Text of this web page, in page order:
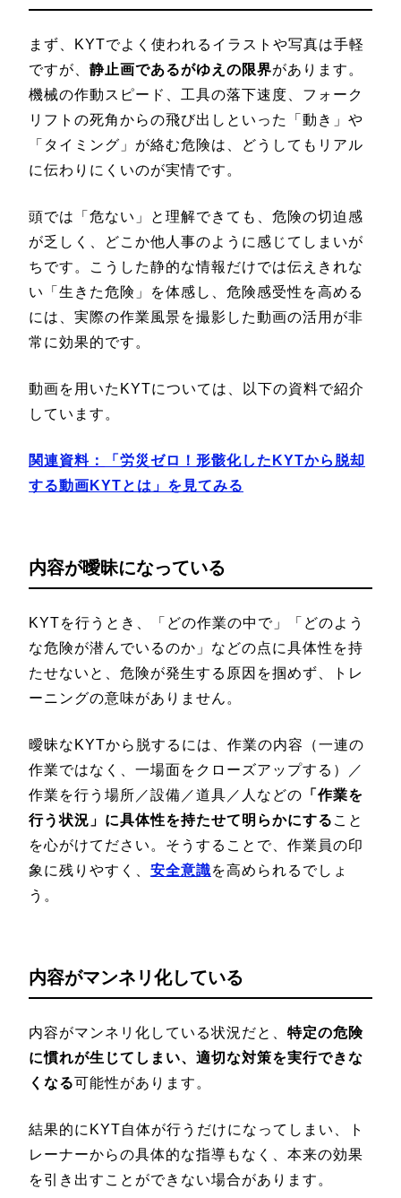
まず、KYTでよく使われるイラストや写真は手軽
ですが、 静止画であるがゆえの限界があります。
機械の作動スピード、工具の落下速度、フォーク
リフトの死角からの飛び出しといった「動き」や
「タイミング」が絡む危険は、どうしてもリアル
に伝わりにくいのが実情です。
頭では「危ない」と理解できても、危険の切迫感
が乏しく、どこか他人事のように感じてしまいが
ちです。こうした静的な情報だけでは伝えきれな
い「生きた危険」を体感し、危険感受性を高める
には、実際の作業風景を撮影した動画の活用が非
常に効果的です。
動画を用いたKYTについては、以下の資料で紹介
しています。
関連資料：
「労災ゼロ！形骸化したKYTから脱却
する動画KYTとは 」を見てみる
内容が曖昧になっている
KYTを行うとき、「どの作業の中で」「どのよう
な危険が潜んでいるのか」などの点に具体性を持
たせないと、危険が発生する原因を掴めず、トレ
ーニングの意味がありません。
曖昧なKYTから脱するには、作業の内容（一連の
作業ではなく、一場面をクローズアップする）／
作業を行う場所／設備／道具／人などの 「作業を
行う状況」に具体性を持たせて明らかにする こと
を心がけてださい。そうすることで、作業員の印
象に残りやすく、 安全意識を高められるでしょ
う。
内容がマンネリ化している
内容がマンネリ化している状況だと、 特定の危険
に慣れが生じてしまい、適切な対策を実行できな
くなる可能性があります。
結果的にKYT自体が行うだけになってしまい、ト
レーナーからの具体的な指導もなく、本来の効果
を引き出すことができない場合があります。